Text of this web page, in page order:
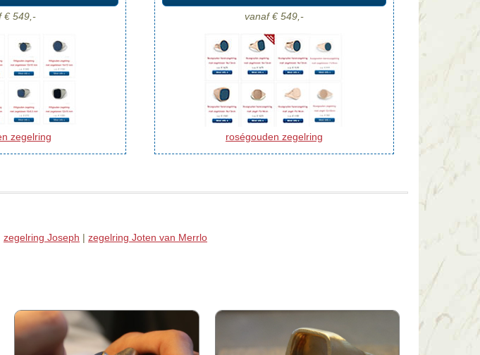
€ 549,-
zegelring
vanaf € 549,-
roségouden zegelring
zegelring Joseph | zegelring Joten van Merrlo